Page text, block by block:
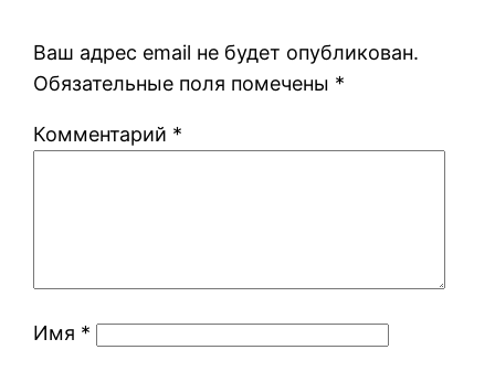
Ваш адрес email не будет опубликован.
Обязательные поля помечены *
Комментарий *
Имя *